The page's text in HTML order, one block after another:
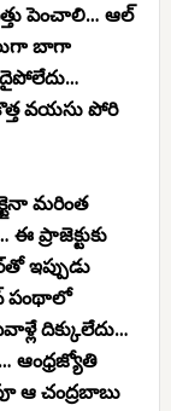
పెంచాలి… ఆల్
బాగా
వయసు పోరి
మరింత
ప్రాజెక్టుకు
ఇప్పుడు
పంథాలో
దిక్కులేదు…
ఆంధ్రజ్యోతి
ఆ చంద్రబాబు